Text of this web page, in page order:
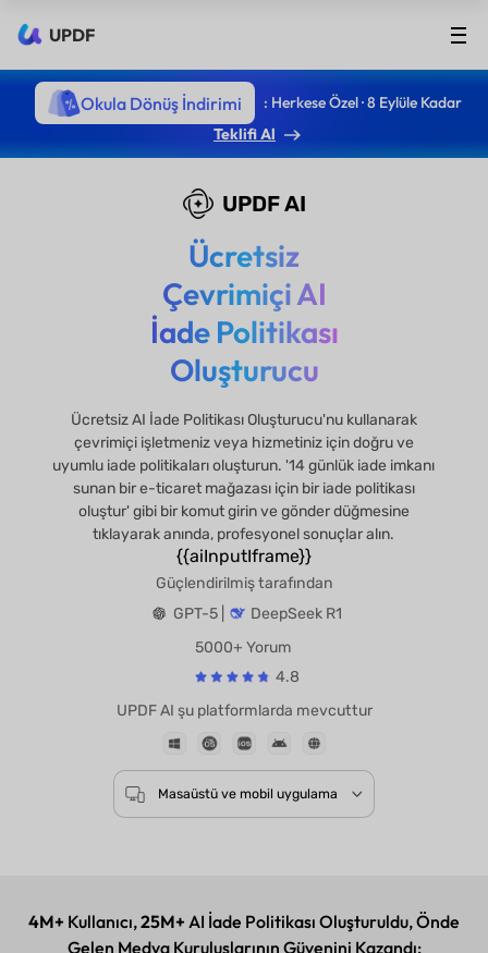
UPDF
Okula Dönüş İndirimi
: Herkese Özel · 8 Eylüle Kadar
Teklifi Al
UPDF AI
Ücretsiz
Çevrimiçi AI
İade Politikası
Oluşturucu
Ücretsiz AI İade Politikası Oluşturucu'nu kullanarak
çevrimiçi işletmeniz veya hizmetiniz için doğru ve
uyumlu iade politikaları oluşturun. '14 günlük iade imkanı
sunan bir e-ticaret mağazası için bir iade politikası
oluştur' gibi bir komut girin ve gönder düğmesine
tıklayarak anında, profesyonel sonuçlar alın.
{{aiInputIframe}}
5000+ Yorum
4.8
UPDF AI şu platformlarda mevcuttur
4M+ Kullanıcı,25M+ AI İade Politikası Oluşturuldu, Önde
Gelen Medya Kuruluşlarının Güvenini Kazandı: